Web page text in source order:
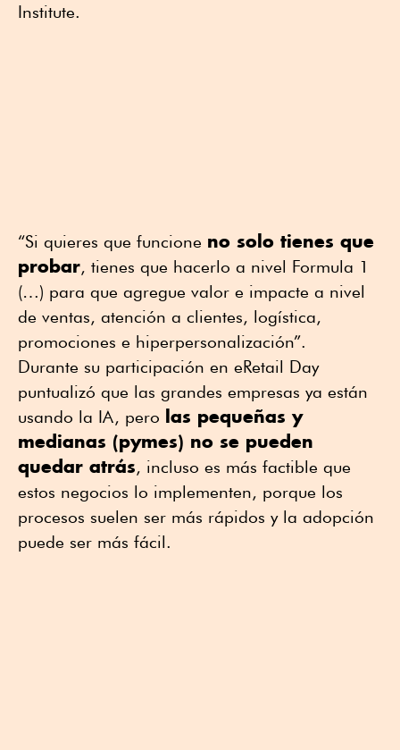
Institute.
“Si quieres que funcione no solo tienes que
probar, tienes que hacerlo a nivel Formula 1
(…) para que agregue valor e impacte a nivel
de ventas, atención a clientes, logística,
promociones e hiperpersonalización”.
Durante su participación en eRetail Day
puntualizó que las grandes empresas ya están
usando la IA, pero las pequeñas y
medianas (pymes) no se pueden
quedar atrás, incluso es más factible que
estos negocios lo implementen, porque los
procesos suelen ser más rápidos y la adopción
puede ser más fácil.